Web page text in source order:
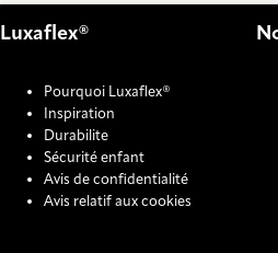
Luxaflex®
Pourquoi Luxaflex®
Inspiration
Durabilite
Sécurité enfant
Avis de confidentialité
Avis relatif aux cookies